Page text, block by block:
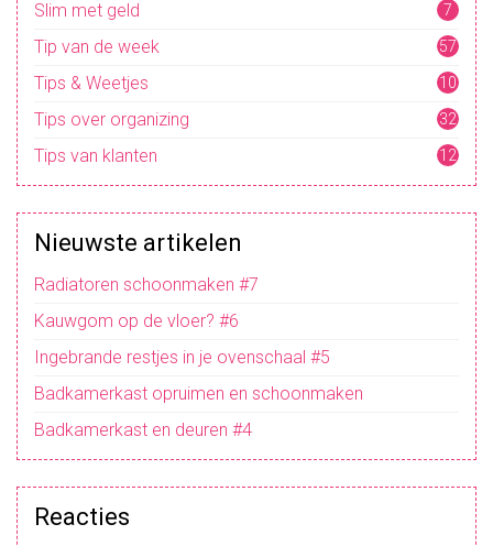
Slim met geld 7
Tip van de week 57
Tips & Weetjes
10
4
Tips over organizing 32
Tips van klanten 12
Nieuwste artikelen
Radiatoren schoonmaken #7
Kauwgom op de vloer? #6
Ingebrande restjes in je ovenschaal #5
Badkamerkast opruimen en schoonmaken
Badkamerkast en deuren #4
Reacties